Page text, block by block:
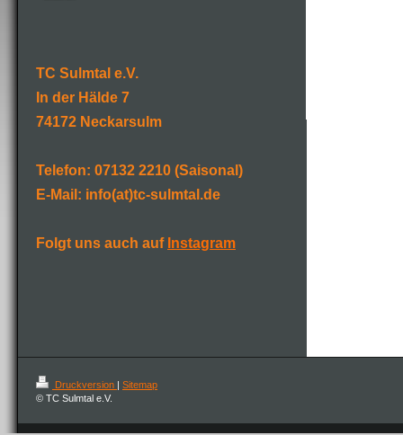
TC Sulmtal e.V.
In der Hälde 7
74172 Neckarsulm
Telefon: 07132 2210 (Saisonal)
E-Mail: info(at)tc-sulmtal.de
Folgt uns auch auf Instagram
Druckversion | Sitemap
© TC Sulmtal e.V.